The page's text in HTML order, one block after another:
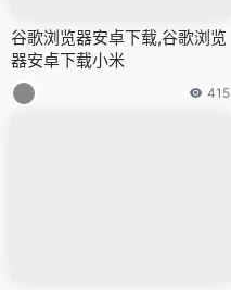
谷歌浏览器安卓下载,谷歌浏览
器安卓下载小米
415